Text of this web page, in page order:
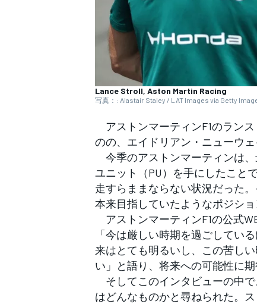
フォーミュラE
Lance Stroll, Aston Martin Racing
写真：: Alastair Staley / LAT Images via Getty
アストンマーティンF1のラン
のの、エイドリアン・ニューウ
今季のアストンマーティンは
ユニット（PU）を手にしたこと
走すらままならない状況だった
本来目指していたようなポジショ
アストンマーティンF1の公式
「今は厳しい時期を過ごしてい
来はとても明るいし、この苦し
い」と語り、将来への可能性に期
そしてこのインタビューの中
はどんなものかと尋ねられた。